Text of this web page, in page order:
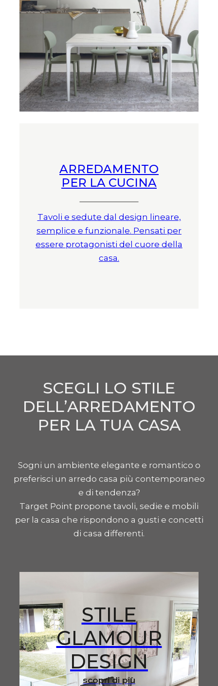
ARREDAMENTO
PER LA CUCINA
Tavoli e sedute dal design lineare,
semplice e funzionale. Pensati per
essere protagonisti del cuore della
casa.
SCEGLI LO STILE
DELL’ARREDAMENTO
PER LA TUA CASA
Sogni un ambiente elegante e romantico o
preferisci un arredo casa più contemporaneo
e di tendenza?
Target Point propone tavoli, sedie e mobili
per la casa che rispondono a gusti e concetti
di casa differenti.
STILE
GLAMOUR
DESIGN
scopri di più